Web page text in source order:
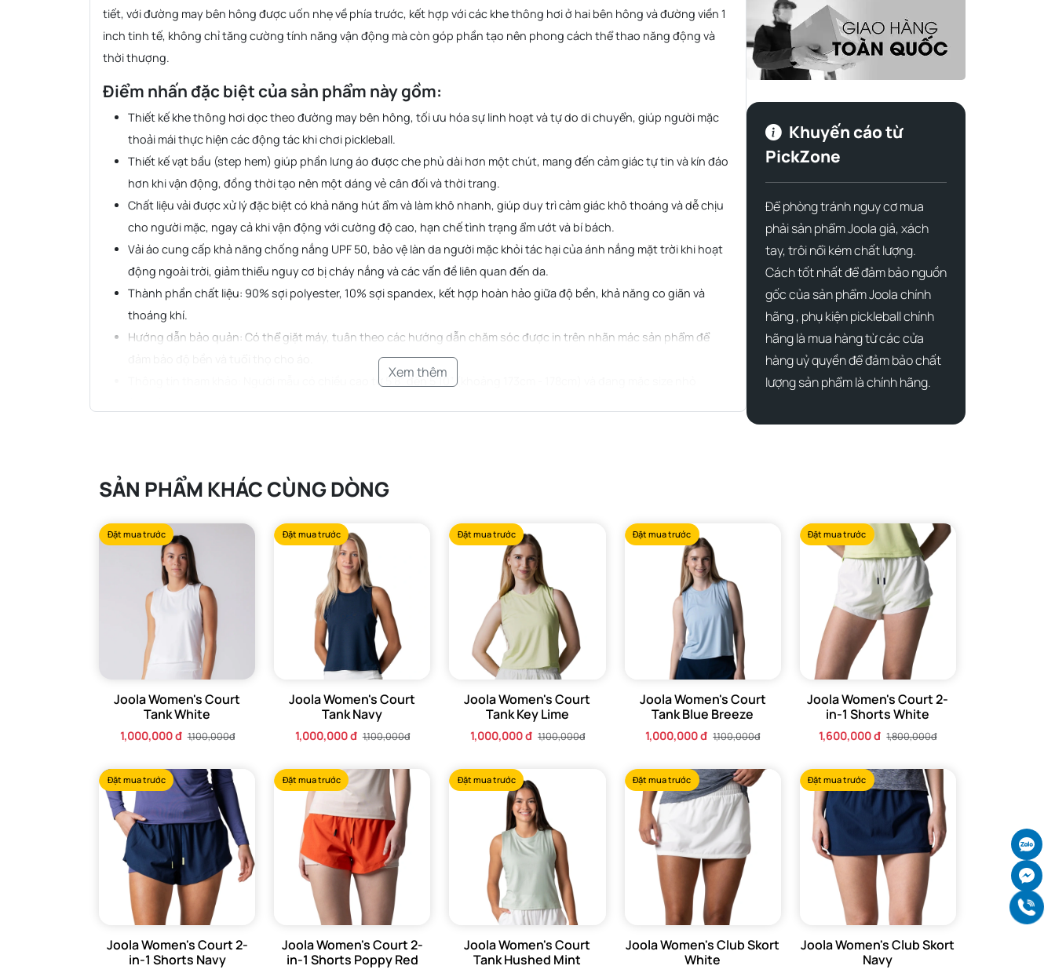
tiết, với đường may bên hông được uốn nhẹ về phía trước, kết hợp với các khe thông hơi ở hai bên hông và đường viền 1
inch tinh tế, không chỉ tăng cường tính năng vận động mà còn góp phần tạo nên phong cách thể thao năng động và
thời thượng.
Điểm nhấn đặc biệt của sản phẩm này gồm:
Thiết kế khe thông hơi dọc theo đường may bên hông, tối ưu hóa sự linh hoạt và tự do di chuyển, giúp người mặc
thoải mái thực hiện các động tác khi chơi pickleball.
Thiết kế vạt bầu (step hem) giúp phần lưng áo được che phủ dài hơn một chút, mang đến cảm giác tự tin và kín đáo
hơn khi vận động, đồng thời tạo nên một dáng vẻ cân đối và thời trang.
Chất liệu vải được xử lý đặc biệt có khả năng hút ẩm và làm khô nhanh, giúp duy trì cảm giác khô thoáng và dễ chịu
cho người mặc, ngay cả khi vận động với cường độ cao, hạn chế tình trạng ẩm ướt và bí bách.
Vải áo cung cấp khả năng chống nắng UPF 50, bảo vệ làn da người mặc khỏi tác hại của ánh nắng mặt trời khi hoạt
động ngoài trời, giảm thiểu nguy cơ bị cháy nắng và các vấn đề liên quan đến da.
Thành phần chất liệu: 90% sợi polyester, 10% sợi spandex, kết hợp hoàn hảo giữa độ bền, khả năng co giãn và
thoáng khí.
Hướng dẫn bảo quản: Có thể giặt máy, tuân theo các hướng dẫn chăm sóc được in trên nhãn mác sản phẩm để
Thông tin tham khảo: Người mẫu có chiều cao từ 5'8” đến 5'10” (khoảng 173cm - 178cm) và đang mặc size nhỏ
Xem thêm
Khuyến cáo từ
PickZone
Để phòng tránh nguy cơ mua
phải sản phẩm Joola giả, xách
tay, trôi nổi kém chất lượng.
Cách tốt nhất để đảm bảo nguồn
gốc của sản phẩm Joola chính
hãng , phụ kiện pickleball chính
hãng là mua hàng từ các cửa
hàng uỷ quyền để đảm bảo chất
lượng sản phẩm là chính hãng.
SẢN PHẨM KHÁC CÙNG DÒNG
Đặt mua trước
Joola Women's Court
Tank White
1,000,000 đ 1,100,000đ
Đặt mua trước
Joola Women's Court
Tank Navy
1,000,000 đ 1,100,000đ
Đặt mua trước
Joola Women's Court
Tank Key Lime
1,000,000 đ 1,100,000đ
Đặt mua trước
Joola Women's Court
Tank Blue Breeze
1,000,000 đ 1,100,000đ
Đặt mua trước
Joola Women's Court 2-
in-1 Shorts White
1,600,000 đ 1,800,000đ
Đặt mua trước
Joola Women's Court 2-
in-1 Shorts Navy
Đặt mua trước
Joola Women's Court 2-
in-1 Shorts Poppy Red
Đặt mua trước
Joola Women's Court
Tank Hushed Mint
Đặt mua trước
Joola Women's Club Skort
White
Đặt mua trước
Joola Women's Club Skort
Navy